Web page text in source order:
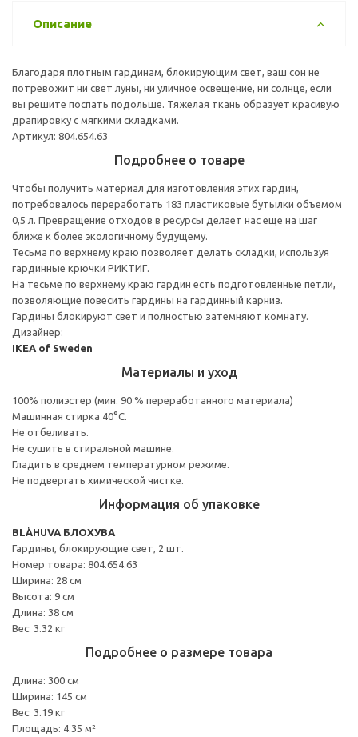
Описание
Благодаря плотным гардинам, блокирующим свет, ваш сон не
потревожит ни свет луны, ни уличное освещение, ни солнце, если
вы решите поспать подольше. Тяжелая ткань образует красивую
драпировку с мягкими складками.
Артикул: 804.654.63
Подробнее о товаре
Чтобы получить материал для изготовления этих гардин,
потребовалось переработать 183 пластиковые бутылки объемом
0,5 л. Превращение отходов в ресурсы делает нас еще на шаг
ближе к более экологичному будущему.
Тесьма по верхнему краю позволяет делать складки, используя
гардинные крючки РИКТИГ.
На тесьме по верхнему краю гардин есть подготовленные петли,
позволяющие повесить гардины на гардинный карниз.
Гардины блокируют свет и полностью затемняют комнату.
Дизайнер:
IKEA of Sweden
Материалы и уход
100% полиэстер (мин. 90 % переработанного материала)
Машинная стирка 40°С.
Не отбеливать.
Не сушить в стиральной машине.
Гладить в среднем температурном режиме.
Не подвергать химической чистке.
Информация об упаковке
BLÅHUVA БЛОХУВА
Гардины, блокирующие свет, 2 шт.
Номер товара: 804.654.63
Ширина: 28 см
Высота: 9 см
Длина: 38 см
Вес: 3.32 кг
Подробнее о размере товара
Длина: 300 см
Ширина: 145 см
Вес: 3.19 кг
Площадь: 4.35 м²